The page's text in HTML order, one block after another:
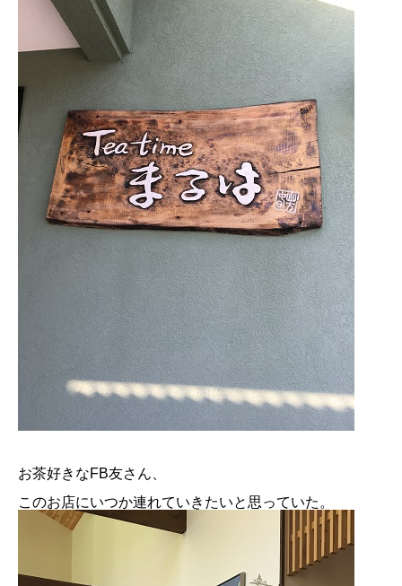
お茶好きなFB友さん、
このお店にいつか連れていきたいと思っていた。